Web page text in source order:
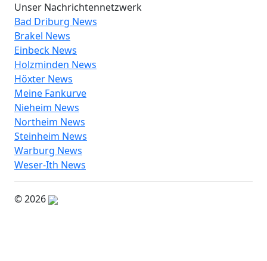
Unser Nachrichtennetzwerk
Bad Driburg News
Brakel News
Einbeck News
Holzminden News
Höxter News
Meine Fankurve
Nieheim News
Northeim News
Steinheim News
Warburg News
Weser-Ith News
© 2026